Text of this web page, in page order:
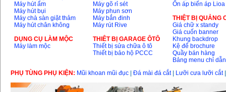
Động cơ xăng Honda
GX160 (5.5HP)
Giá:7200000
Makita 9553B (710W)
Giá:1296000VND
Máy hút ẩm
Máy hút bụi
Máy chà sàn giặt thảm
Máy hút chân không
DỤNG CỤ LÀM MỘC
Máy làm mộc
Máy gõ rỉ sét
Máy phun sơn
Máy bắn đinh
Máy rút Rive
THIÊT BỊ GARAGE ÔTÔ
Thiết bị sửa chữa ô tô
Thiết bị bảo hộ PCCC
Ổn áp biến áp Lioa
THIỆT BỊ QUẢNG
Giá chữ x standy
Giá cuốn banner
Khung backdrop
Kệ để brochure
Quầy bán hàng
Bảng menu chỉ dẫn
PHỤ TÙNG PHỤ KIỆN: Mũi khoan mũi đục Đá mài đá cắt| Lưỡi cưa lưỡi cắt